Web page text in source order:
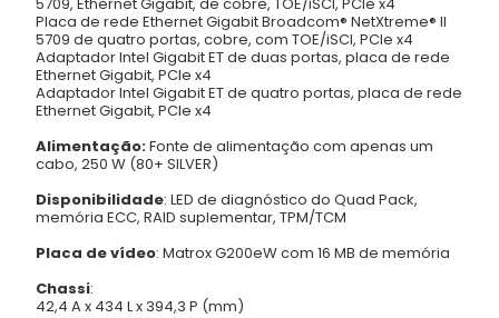
Placa de rede Ethernet Gigabit Broadcom® NetXtreme® II
5709 de quatro portas, cobre, com TOE/iSCI, PCIe x4
Adaptador Intel Gigabit ET de duas portas, placa de rede
Ethernet Gigabit, PCIe x4
Adaptador Intel Gigabit ET de quatro portas, placa de rede
Ethernet Gigabit, PCIe x4
Alimentação:Fonte de alimentação com apenas um
cabo, 250 W (80+ SILVER)
Disponibilidade: LED de diagnóstico do Quad Pack,
memória ECC, RAID suplementar, TPM/TCM
Placa de vídeo: Matrox G200eW com 16 MB de memória
Chassi:
42,4 A x 434 L x 394,3 P (mm)